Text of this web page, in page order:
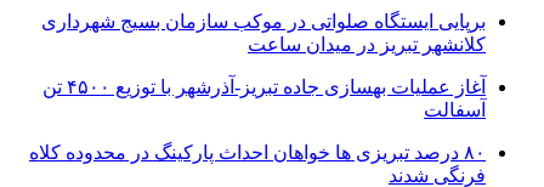
برپایی ایستگاه صلواتی در موکب سازمان بسیج شهرداری
کلانشهر تبریز در میدان ساعت
آغاز عملیات بهسازی جاده تبریز-آذرشهر با توزیع ۴۵۰۰ تن
آسفالت
۸۰ درصد تبریزی ها خواهان احداث پارکینگ در محدوده کلاه
فرنگی شدند